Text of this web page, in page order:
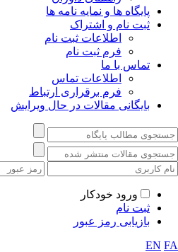
پایگاه ها و نمایه نامه ها
ثبت نام و اشتراک
اطلاعات ثبت نام
فرم ثبت نام
تماس با ما
اطلاعات تماس
فرم برقراری ارتباط
بایگانی مقالات در حال ویرایش
ورود خودکار
ثبت نام
بازیابی رمز عبور
EN